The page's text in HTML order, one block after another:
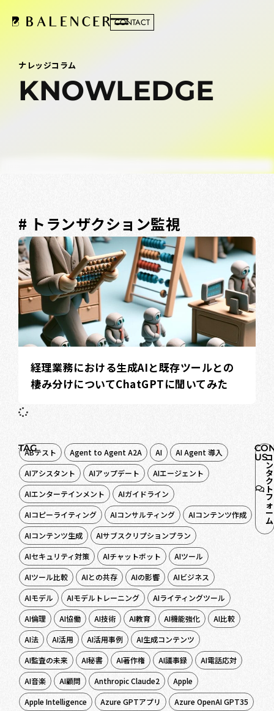
CONTACT
ナレッジコラム
KNOWLEDGE
# トランザクション監視
経理業務における生成AIと既存ツールとの
棲み分けについてChatGPTに聞いてみた
TAG
ABテスト Agent to Agent A2A AI
AI Agent 導入
AIアシスタント
AIアップデート
AIエージェント
AIエンターテインメント
AIガイドライン
AIコピーライティング
AIコンサルティング
AIコンテンツ作成
AIコンテンツ生成
AIサブスクリプションプラン
AIセキュリティ対策
AIチャットボット
AIツール
AIツール比較
AIとの共存 AIの影響
AIビジネス
AIモデル
AIモデルトレーニング
AIライティングツール
AI倫理
AI協働 AI技術 AI教育 AI機能強化
AI比較
AI法
AI活用 AI活用事例
AI生成コンテンツ
AI監査の未来
AI秘書 AI著作権 AI議事録
AI電話応対
AI音楽
AI顧問 Anthropic Claude2
Apple
Apple Intelligence
Azure GPTアプリ
Azure OpenAI GPT35
USコ
ン
タ
ク
ト
フ
ォ
ー
ム